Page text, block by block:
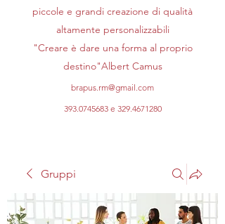
piccole e grandi creazione di qualità
altamente personalizzabili
"Creare è dare una forma al proprio
destino"Albert Camus
brapus.rm@gmail.com
393.0745683e 329.4671280
Gruppi